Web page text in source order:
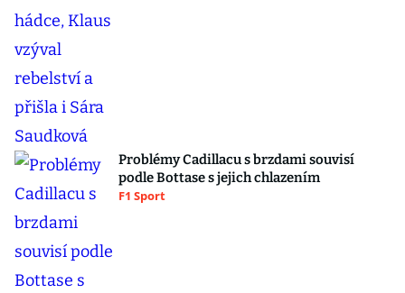
Problémy Cadillacu s brzdami souvisí
podle Bottase s jejich chlazením
F1 Sport